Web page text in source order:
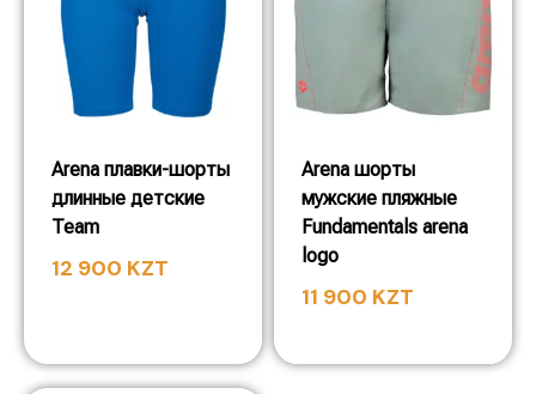
Arena плавки-шорты
длинные детские
Team
12 900 KZT
Arena шорты
мужские пляжные
Fundamentals arena
logo
11 900 KZT